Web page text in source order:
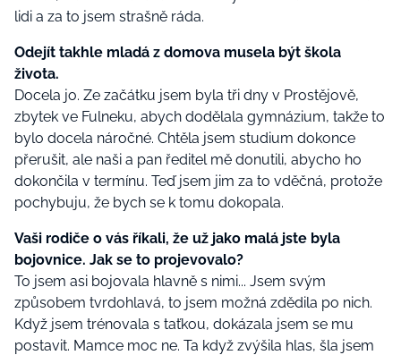
lidi a za to jsem strašně ráda.
Odejít takhle mladá z domova musela být škola
života.
Docela jo. Ze začátku jsem byla tři dny v Prostějově,
zbytek ve Fulneku, abych dodělala gymnázium, takže to
bylo docela náročné. Chtěla jsem studium dokonce
přerušit, ale naši a pan ředitel mě donutili, abycho ho
dokončila v termínu. Teď jsem jim za to vděčná, protože
pochybuju, že bych se k tomu dokopala.
Vaši rodiče o vás říkali, že už jako malá jste byla
bojovnice. Jak se to projevovalo?
To jsem asi bojovala hlavně s nimi... Jsem svým
způsobem tvrdohlavá, to jsem možná zdědila po nich.
Když jsem trénovala s taťkou, dokázala jsem se mu
postavit. Mamce moc ne. Ta když zvýšila hlas, šla jsem